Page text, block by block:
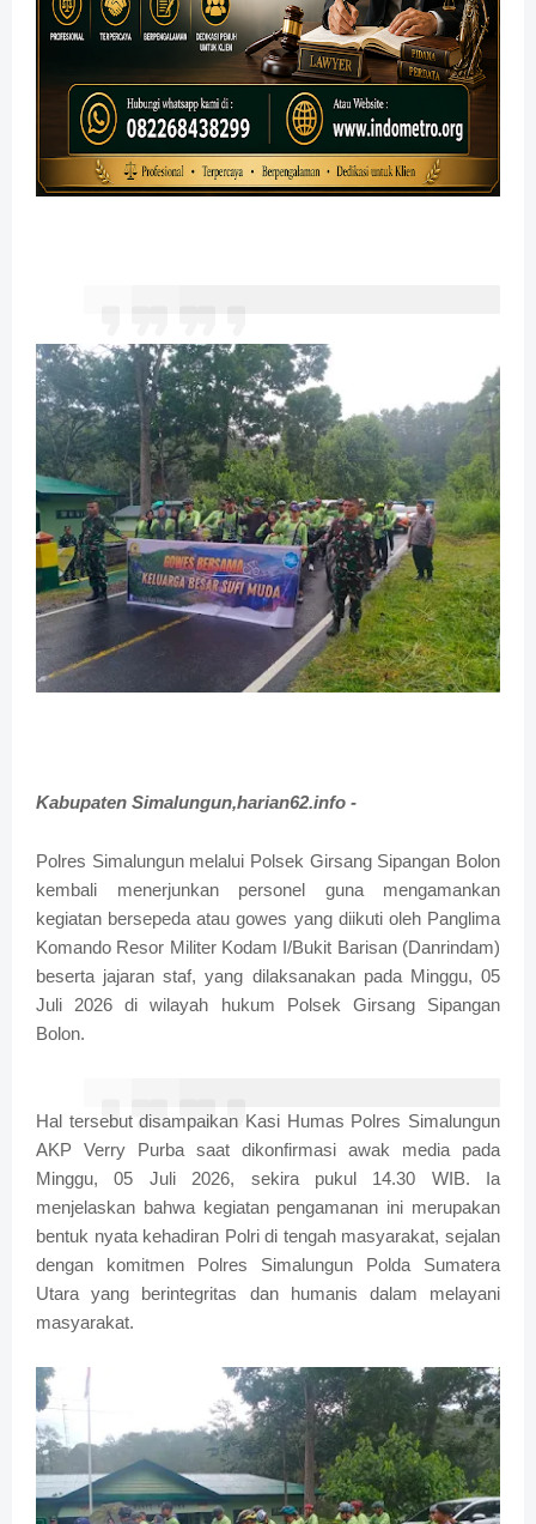
Kabupaten Simalungun,harian62.info -
Polres Simalungun melalui Polsek Girsang Sipangan Bolon
kembali menerjunkan personel guna mengamankan
kegiatan bersepeda atau gowes yang diikuti oleh Panglima
Komando Resor Militer Kodam I/Bukit Barisan (Danrindam)
beserta jajaran staf, yang dilaksanakan pada Minggu, 05
Juli 2026 di wilayah hukum Polsek Girsang Sipangan
Bolon.
Hal tersebut disampaikan Kasi Humas Polres Simalungun
AKP Verry Purba saat dikonfirmasi awak media pada
Minggu, 05 Juli 2026, sekira pukul 14.30 WIB. Ia
menjelaskan bahwa kegiatan pengamanan ini merupakan
bentuk nyata kehadiran Polri di tengah masyarakat, sejalan
dengan komitmen Polres Simalungun Polda Sumatera
Utara yang berintegritas dan humanis dalam melayani
masyarakat.